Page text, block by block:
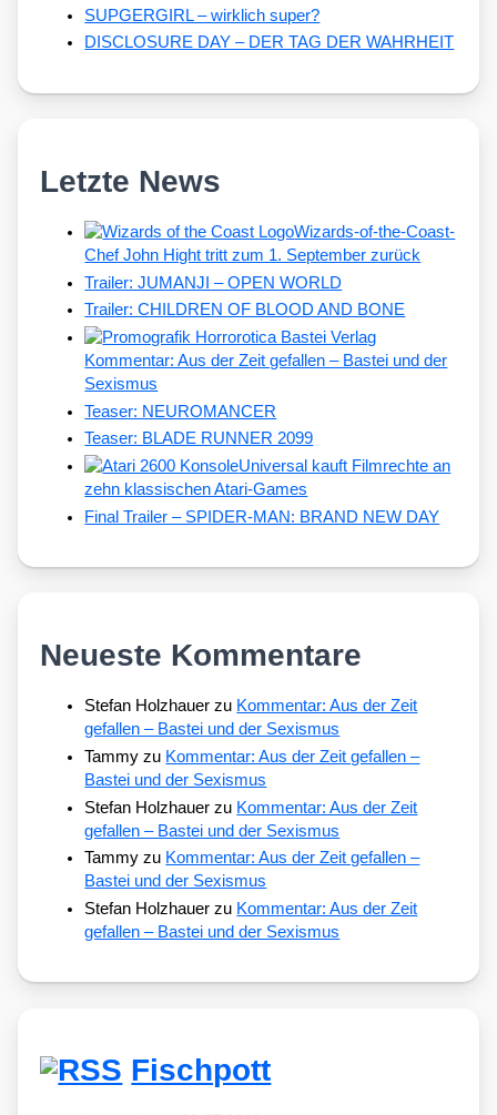
SUPGERGIRL – wirklich super?
DISCLOSURE DAY – DER TAG DER WAHRHEIT
Letzte News
Wizards-of-the-Coast-
Chef John Hight tritt zum 1. September zurück
Trailer: JUMANJI – OPEN WORLD
Trailer: CHILDREN OF BLOOD AND BONE
Kommentar: Aus der Zeit gefallen – Bastei und der
Sexismus
Teaser: NEUROMANCER
Teaser: BLADE RUNNER 2099
Universal kauft Filmrechte an
zehn klassischen Atari-Games
Final Trailer – SPIDER-MAN: BRAND NEW DAY
Neueste Kommentare
Stefan Holzhauer zu Kommentar: Aus der Zeit
gefallen – Bastei und der Sexismus
Tammy zu Kommentar: Aus der Zeit gefallen –
Bastei und der Sexismus
Stefan Holzhauer zu Kommentar: Aus der Zeit
gefallen – Bastei und der Sexismus
Tammy zu Kommentar: Aus der Zeit gefallen –
Bastei und der Sexismus
Stefan Holzhauer zu Kommentar: Aus der Zeit
gefallen – Bastei und der Sexismus
Fischpott